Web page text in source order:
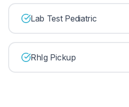
Lab Test Pediatric
RhIg Pickup